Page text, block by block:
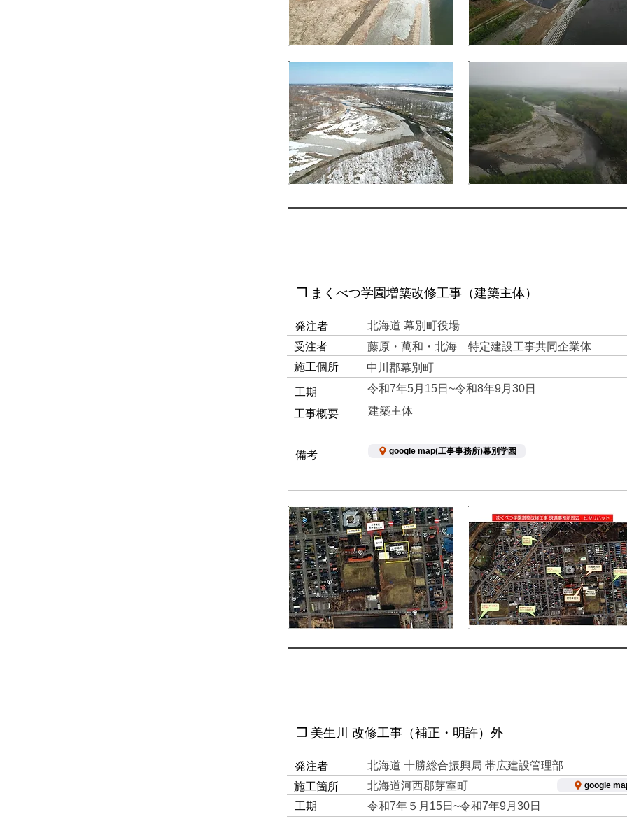
❒ まくべつ学園増築改修工事（建築主体）
発注者
受注者
施工個所
工期
工事概要
備考
建築主体
北海道 幕別町役場
藤原・萬和・北海 特定建設工事​共同企業体
令和7年5月15日~令和8年9月30日
中川郡幕別町
google map(工事事務所)幕別学園
❒ 美生川 改修工事（補正・明許）外
発注者
​施工箇所
工期
北海道 十勝総合振興局 帯広建設管理部
北海道河西郡芽室町
令和7年５月15日~令和7年9月30日
google